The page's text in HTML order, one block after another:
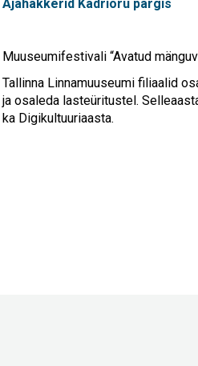
Ajahäkkerid Kadrioru pargis
Muuseumifestivali “Avatud
Tallinna Linnamuuseumi filiaalid
ja osaleda lasteüritustel.
ka Digikultuuriaasta.